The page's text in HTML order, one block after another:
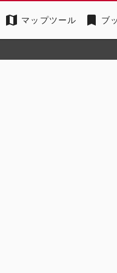
map マップツール bookmark ブ